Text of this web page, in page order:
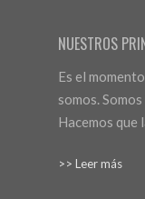
NUESTROS
Es el
somos.
Hacemos que
>> Leer más